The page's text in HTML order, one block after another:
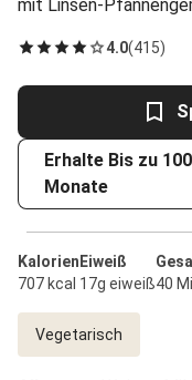
mit Linsen-
4.0(415)
Erhalte Bis zu
Monate
Kalorien
707 kcal
Eiweiß
17g eiweiß40
Vegetarisch